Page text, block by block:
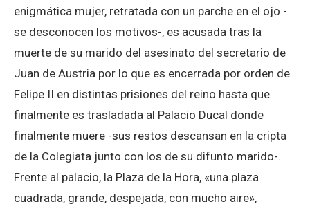
enigmática mujer, retratada con un parche en el ojo -
se desconocen los motivos-, es acusada tras la
muerte de su marido del asesinato del secretario de
Juan de Austria por lo que es encerrada por orden de
Felipe II en distintas prisiones del reino hasta que
finalmente es trasladada al Palacio Ducal donde
finalmente muere -sus restos descansan en la cripta
de la Colegiata junto con los de su difunto marido-.
Frente al palacio, la Plaza de la Hora, «una plaza
cuadrada, grande, despejada, con mucho aire»,